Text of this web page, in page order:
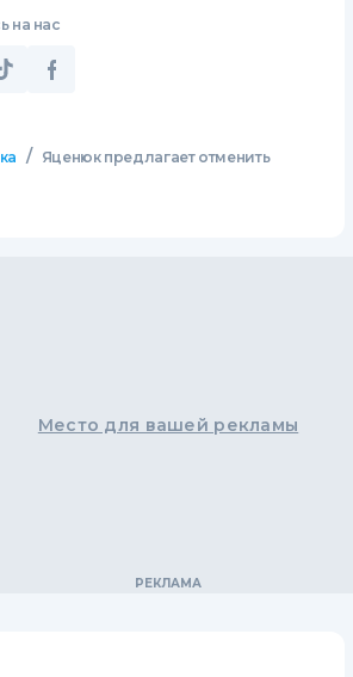
на нас
/
Яценюк предлагает отменить
Место для вашей рекламы